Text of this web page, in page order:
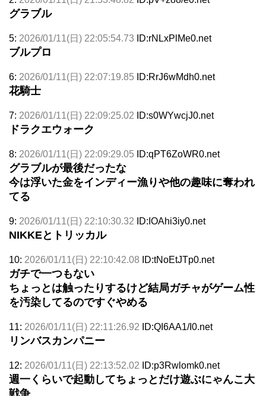
グラブル
5: 2026/01/11(日) 22:05:54.73 ID:rNLxPlMe0.net
ブルプロ
6: 2026/01/11(日) 22:07:19.85 ID:RrJ6wMdh0.net
花騎士
7: 2026/01/11(日) 22:09:25.02 ID:s0WYwcjJ0.net
ドラクエウォーク
8: 2026/01/11(日) 22:09:29.05 ID:qPT6ZoWR0.net
グラブルが最後だったな
今は浮いた金をインディー漁りや他の趣味に奪われ
てる
9: 2026/01/11(日) 22:10:30.32 ID:IOAhi3iy0.net
NIKKEとトリッカル
10: 2026/01/11(日) 22:10:42.08 ID:tNoEtJTp0.net
ガチで一つもない
ちょっとは触ったりするけど結局ガチャがゲーム性
を汚染してるのですぐやめる
11: 2026/01/11(日) 22:11:26.92 ID:QI6AA1/I0.net
リンバスカンパニー
12: 2026/01/11(日) 22:13:52.02 ID:p3Rwlomk0.net
週一くらいで起動してちょっとだけ遊ぶにゃんこ大
戦争